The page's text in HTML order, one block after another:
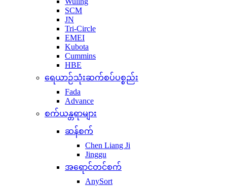
SCM
JN
Tri-Circle
EMEI
Kubota
Cummins
HBE
ရေယာဉ်သုံးဆက်စပ်ပစ္စည်း
Fada
Advance
စက်ယန္တရာများ
ဆန်စက်
Chen Liang Ji
Jinggu
အရောင်တင်စက်
AnySort